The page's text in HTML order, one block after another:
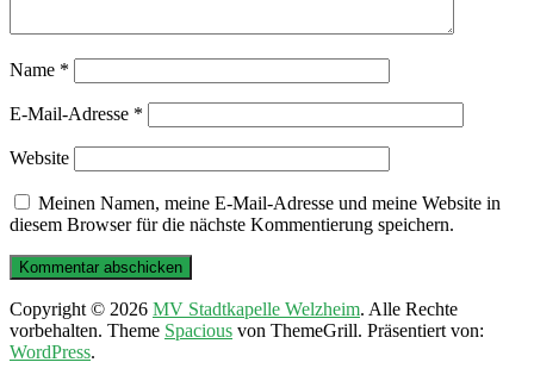
Name *
E-Mail-Adresse *
Website
Meinen Namen, meine E-Mail-Adresse und meine Website in
diesem Browser für die nächste Kommentierung speichern.
Copyright © 2026 MV Stadtkapelle Welzheim. Alle Rechte
vorbehalten. Theme Spacious von ThemeGrill. Präsentiert von:
WordPress.